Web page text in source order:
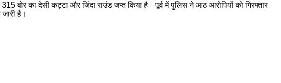
बोर का देसी कट्टा और जिंदा राउंड जप्त किया है। पूर्व में पुलिस ने आठ आरोपियों को गिरफ्तार
है।